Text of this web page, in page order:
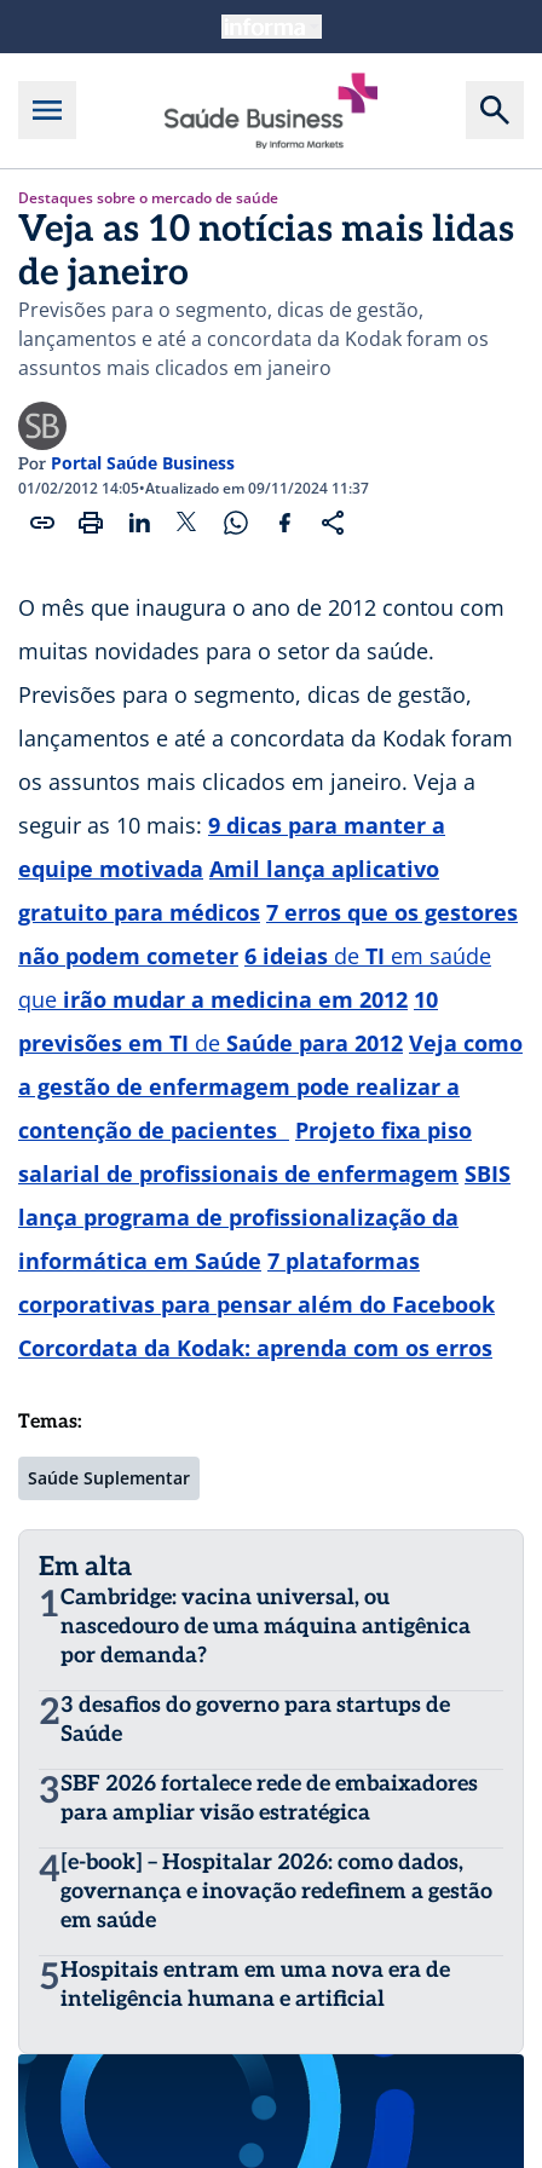
Destaques sobre o mercado de saúde
Veja as 10 notícias mais lidas
de janeiro
Previsões para o segmento, dicas de gestão,
lançamentos e até a concordata da Kodak foram os
assuntos mais clicados em janeiro
Por Portal Saúde Business
01/02/2012 14:05•Atualizado em 09/11/2024 11:37
O mês que inaugura o ano de 2012 contou com
muitas novidades para o setor da saúde.
Previsões para o segmento, dicas de gestão,
lançamentos e até a concordata da Kodak foram
os assuntos mais clicados em janeiro. Veja a
seguir as 10 mais: 9 dicas para manter a
equipe motivada Amil lança aplicativo
gratuito para médicos 7 erros que os gestores
não podem cometer 6 ideias de TI em saúde
que irão mudar a medicina em 2012 10
previsões em TI de Saúde para 2012 Veja como
a gestão de enfermagem pode realizar a
contenção de pacientes
Projeto fixa piso
salarial de profissionais de enfermagem SBIS
lança programa de profissionalização da
informática em Saúde 7 plataformas
corporativas para pensar além do Facebook
Corcordata da Kodak: aprenda com os erros
Temas:
Saúde Suplementar
Em alta
1Cambridge: vacina universal, ou
nascedouro de uma máquina antigênica
por demanda?
23 desafios do governo para startups de
Saúde
3SBF 2026 fortalece rede de embaixadores
para ampliar visão estratégica
4[e-book] – Hospitalar 2026: como dados,
governança e inovação redefinem a gestão
em saúde
5Hospitais entram em uma nova era de
inteligência humana e artificial